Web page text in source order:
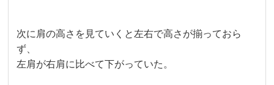
次に肩の高さを見ていくと左右で高さが揃っておら
ず、
左肩が右肩に比べて下がっていた。